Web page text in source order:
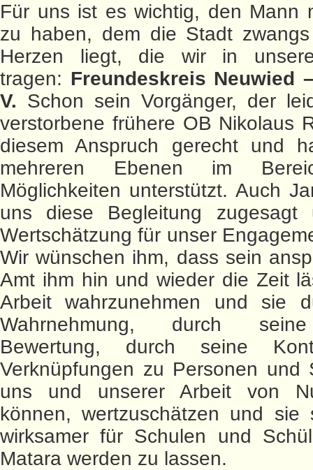
Für uns ist es wichtig, den Mann
zu haben, dem die Stadt
Herzen liegt, die wir in
tragen: Freundeskreis Neuwied
V. Schon sein Vorgänger, der
verstorbene frühere OB Nikolaus
diesem Anspruch gerecht und
mehreren Ebenen im
Möglichkeiten unterstützt. Auch
uns diese Begleitung zugesagt
Wertschätzung für unser
Wir wünschen ihm, dass sein
Amt ihm hin und wieder die Zeit
Arbeit wahrzunehmen und sie
Wahrnehmung, durch
Bewertung, durch seine
Verknüpfungen zu Personen und
uns und unserer Arbeit von
können, wertzuschätzen und sie
wirksamer für Schulen und
Matara werden zu lassen.